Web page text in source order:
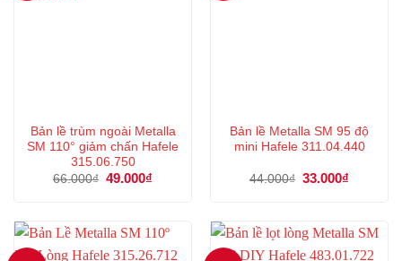
Bản lề trùm ngoài Metalla
SM 110° giảm chấn Hafele
315.06.750
66.000₫ Giá
49.000₫
Bản lề Metalla SM 95 độ
mini Hafele 311.04.440
44.000₫ Giá
33.000₫